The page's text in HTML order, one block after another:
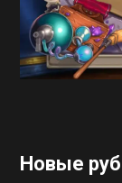
Новые